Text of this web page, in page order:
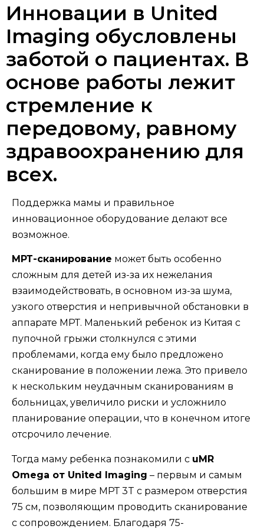
Инновации в United
Imaging обусловлены
заботой о пациентах. В
основе работы лежит
стремление к
передовому, равному
здравоохранению для
всех.
Поддержка мамы и правильное
инновационное оборудование делают все
возможное.
МРТ-сканирование может быть особенно
сложным для детей из-за их нежелания
взаимодействовать, в основном из-за шума,
узкого отверстия и непривычной обстановки в
аппарате МРТ. Маленький ребенок из Китая с
пупочной грыжи столкнулся с этими
проблемами, когда ему было предложено
сканирование в положении лежа. Это привело
к нескольким неудачным сканированиям в
больницах, увеличило риски и усложнило
планирование операции, что в конечном итоге
отсрочило лечение.
Тогда маму ребенка познакомили с uMR
Omega от United Imaging – первым и самым
большим в мире МРТ 3T с размером отверстия
75 см, позволяющим проводить сканирование
с сопровождением. Благодаря 75-